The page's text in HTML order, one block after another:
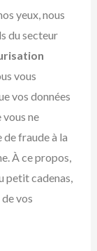
yeux, nous
du secteur
vous
vos données
ne
de fraude à la
À ce propos,
petit cadenas,
vos